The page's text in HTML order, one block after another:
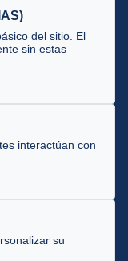
del sitio. El
sin estas
interactúan con
su